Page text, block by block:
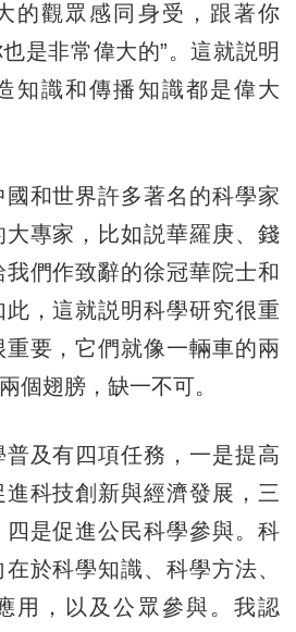
的觀眾感同身受，跟著你
是非常偉大的”。這就説明
知識和傳播知識都是偉大
和世界許多著名的科學家
專家，比如説華羅庚、錢
們作致辭的徐冠華院士和
，這就説明科學研究很重
要，它們就像一輛車的兩
個翅膀，缺一不可。
及有四項任務，一是提高
科技創新與經濟發展，三
是促進公民科學參與。科
於科學知識、科學方法、
用，以及公眾參與。我認